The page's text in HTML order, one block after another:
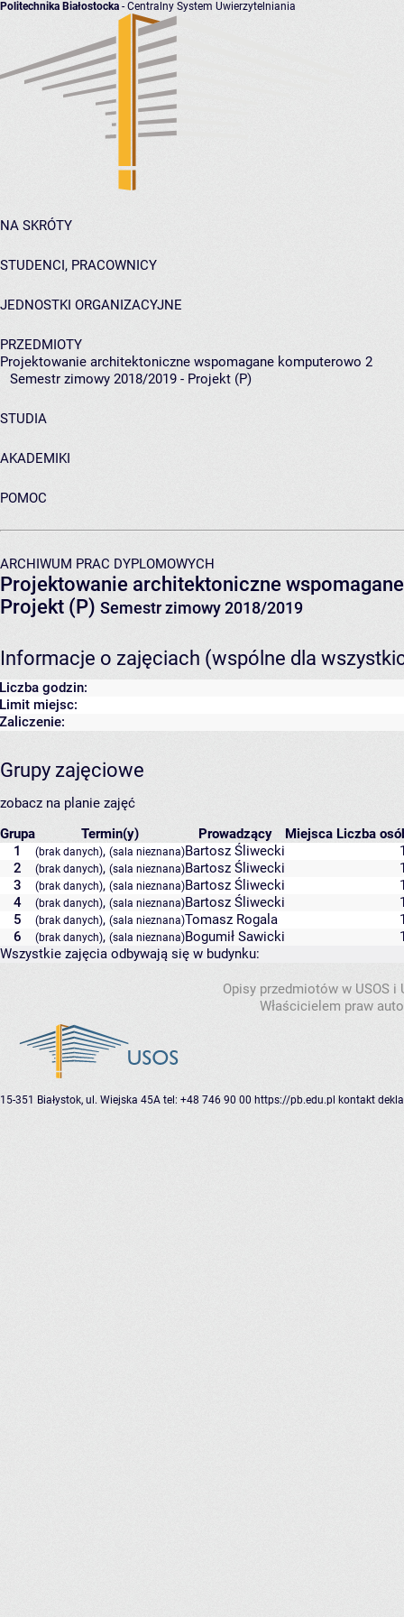
Politechnika Białostocka - Centralny System Uwierzytelniania
NA SKRÓTY
STUDENCI, PRACOWNICY
JEDNOSTKI ORGANIZACYJNE
PRZEDMIOTY
Projektowanie architektoniczne wspomagane komputerowo 2
Semestr zimowy 2018/2019 - Projekt (P)
STUDIA
AKADEMIKI
POMOC
ARCHIWUM PRAC DYPLOMOWYCH
Projektowanie architektoniczne
Projekt (P) Semestr zimowy 2018/2019
Informacje o zajęciach (wspólne dla
Liczba godzin:
Limit miejsc:
Zaliczenie:
Grupy zajęciowe
zobacz na planie zajęć
Grupa
Termin(y) Prowadzący Miejsca Liczba
1
(brak danych), (sala nieznana)Bartosz Śliwecki
2
(brak danych), (sala nieznana)Bartosz Śliwecki
3
(brak danych), (sala nieznana)Bartosz Śliwecki
4
(brak danych), (sala nieznana)Bartosz Śliwecki
5
(brak danych), (sala nieznana)Tomasz Rogala
6
(brak danych), (sala nieznana)Bogumił Sawicki
Wszystkie zajęcia odbywają się w budynku:
Opisy przedmiotów w USOS
Właścicielem praw
15-351 Białystok, ul. Wiejska 45A tel: +48 746 90 00 https://pb.edu.pl kontakt